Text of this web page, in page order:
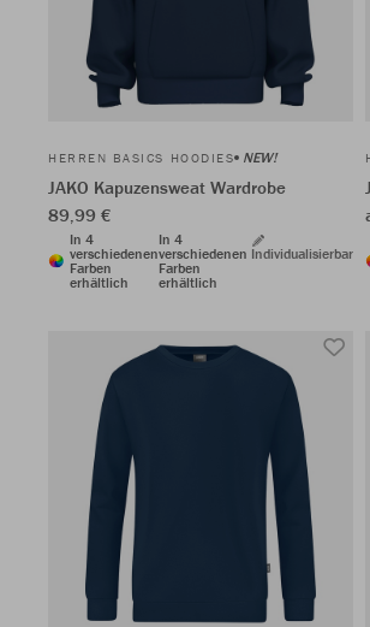
HERREN BASICS HOODIES NEW!
JAKO Kapuzensweat Wardrobe
89,99 €
In 4
verschiedenen
Farben
erhältlich
In 4
verschiedenen
Farben
erhältlich
Individualisierbar